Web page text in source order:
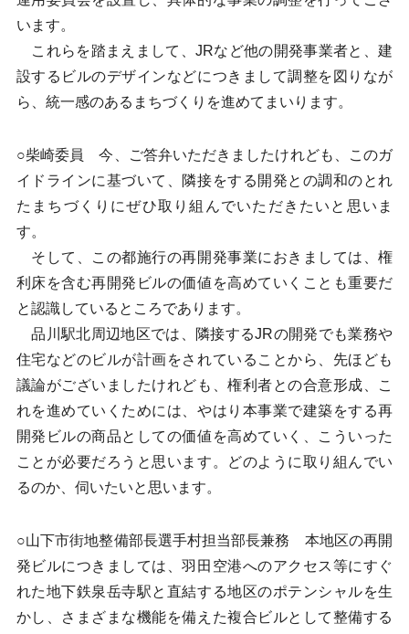
います。
これらを踏まえまして、JRなど他の開発事業者と、建
設するビルのデザインなどにつきまして調整を図りなが
ら、統一感のあるまちづくりを進めてまいります。
○柴崎委員 今、ご答弁いただきましたけれども、このガ
イドラインに基づいて、隣接をする開発との調和のとれ
たまちづくりにぜひ取り組んでいただきたいと思いま
す。
そして、この都施行の再開発事業におきましては、権
利床を含む再開発ビルの価値を高めていくことも重要だ
と認識しているところであります。
品川駅北周辺地区では、隣接するJRの開発でも業務や
住宅などのビルが計画をされていることから、先ほども
議論がございましたけれども、権利者との合意形成、こ
れを進めていくためには、やはり本事業で建築をする再
開発ビルの商品としての価値を高めていく、こういった
ことが必要だろうと思います。どのように取り組んでい
るのか、伺いたいと思います。
○山下市街地整備部長選手村担当部長兼務 本地区の再開
発ビルにつきましては、羽田空港へのアクセス等にすぐ
れた地下鉄泉岳寺駅と直結する地区のポテンシャルを生
かし、さまざまな機能を備えた複合ビルとして整備する